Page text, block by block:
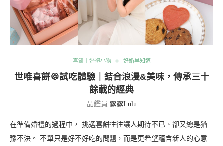
喜餅｜婚禮小物 好婚早知道
世唯喜餅🍪試吃體驗｜結合浪漫&美味，傳承三十
餘載的經典
品鑑員 露露Lulu
在準備婚禮的過程中， 挑選喜餅往往讓人期待不已、卻又總是猶
豫不決。 不單只是好不好吃的問題，而是更希望蘊含新人的心意